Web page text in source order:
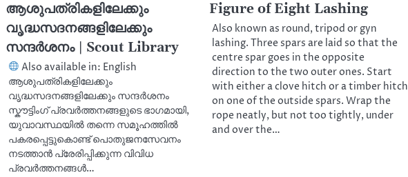
ആശുപത്രികളിലേക്കും
വൃദ്ധസദനങ്ങളിലേക്കും
സന്ദർശനം | Scout Library
Also available in: English
ആശുപത്രികളിലേക്കും
വൃദ്ധസദനങ്ങളിലേക്കും സന്ദർശനം
സ്കൗട്ടിംഗ് പ്രവർത്തനങ്ങളുടെ ഭാഗമായി,
യുവാവസ്ഥയിൽ തന്നെ സമൂഹത്തിൽ
പകരപ്പെട്ടുകൊണ്ട് പൊതുജനസേവനം
നടത്താൻ പ്രേരിപ്പിക്കുന്ന വിവിധ
പ്രവർത്തനങ്ങൾ…
Figure of Eight Lashing
Also known as round, tripod or gyn
lashing. Three spars are laid so that the
centre spar goes in the opposite
direction to the two outer ones. Start
with either a clove hitch or a timber hitch
on one of the outside spars. Wrap the
rope neatly, but not too tightly, under
and over the…